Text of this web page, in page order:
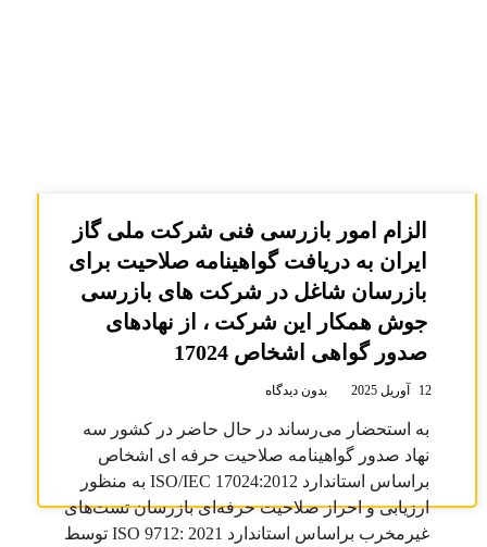
الزام امور بازرسی فنی شرکت ملی گاز
ایران به دریافت گواهینامه صلاحیت برای
بازرسان شاغل در شرکت های بازرسی
جوش همکار این شرکت ، از نهادهای
صدور گواهی اشخاص 17024
12 آوریل 2025 بدون دیدگاه
به استحضار می‌رساند در حال حاضر در کشور سه
نهاد صدور گواهینامه صلاحیت حرفه ای اشخاص
براساس استاندارد ISO/IEC 17024:2012 به منظور
ارزیابی و احراز صلاحیت حرفه‌ای بازرسان تست‌های
غیرمخرب براساس استاندارد ISO 9712: 2021 توسط